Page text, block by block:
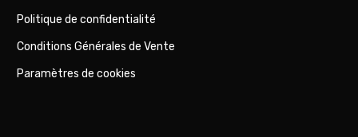
Politique de confidentialité
Conditions Générales de Vente
Paramètres de cookies